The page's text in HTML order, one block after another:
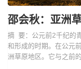
邵会秋：亚洲
摘 要：公元前2千纪的
和形成的时期。在公元
洲草原地区。它与之前